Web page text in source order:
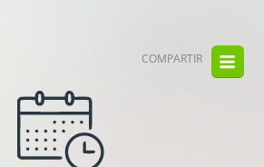
COMPARTIR